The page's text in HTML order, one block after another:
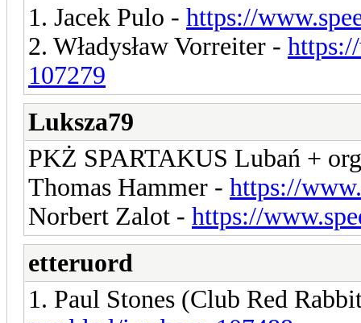
1. Jacek Pulo - https://
2. Władysław Vorreiter -
107279
Luksza79
PKŻ SPARTAKUS Lubań +
Thomas Hammer - https://
Norbert Zalot - https://
etteruord
1. Paul Stones (Club Red